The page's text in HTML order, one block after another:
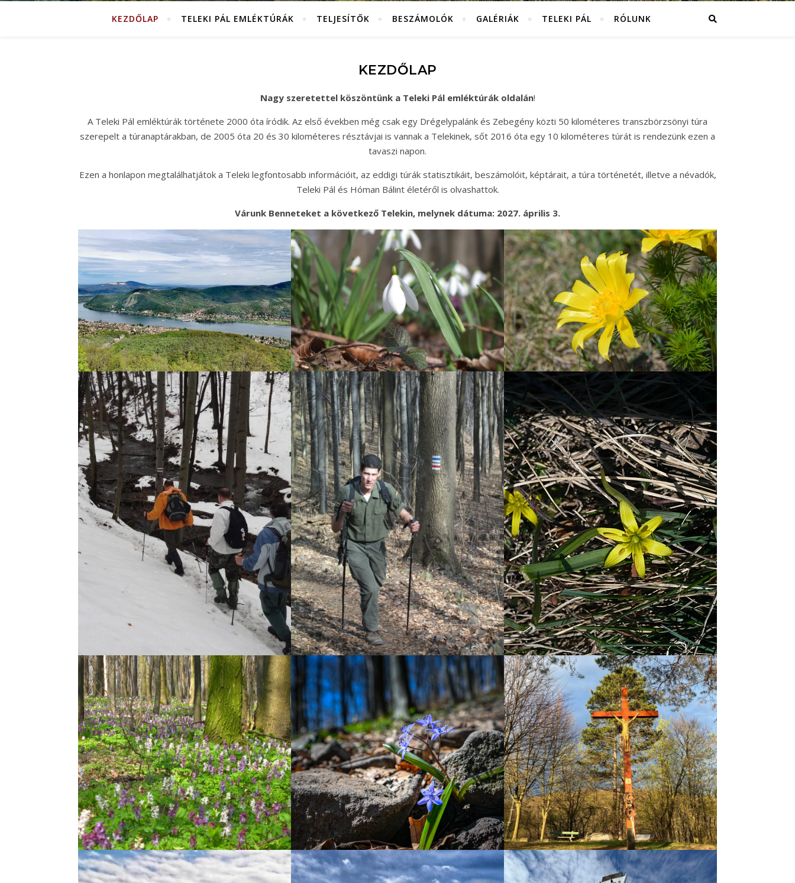
KEZDŐLAP TELEKI PÁL EMLÉKTÚRÁK TELJESÍTŐK BESZÁMOLÓK GALÉRIÁK TELEKI PÁL RÓLUNK
KEZDŐLAP
Nagy szeretettel köszöntünk a Teleki Pál emléktúrák oldalán!
A Teleki Pál emléktúrák története 2000 óta íródik. Az első években még csak egy Drégelypalánk és Zebegény közti 50 kilométeres transzbörzsönyi túra
szerepelt a túranaptárakban, de 2005 óta 20 és 30 kilométeres résztávjai is vannak a Telekinek, sőt 2016 óta egy 10 kilométeres túrát is rendezünk ezen a
tavaszi napon.
Ezen a honlapon megtalálhatjátok a Teleki legfontosabb információit, az eddigi túrák statisztikáit, beszámolóit, képtárait, a túra történetét, illetve a névadók,
Teleki Pál és Hóman Bálint életéről is olvashattok.
Várunk Benneteket a következő Telekin, melynek dátuma: 2027. április 3.